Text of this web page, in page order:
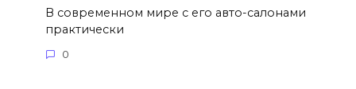
В современном мире с его авто-салонами
практически
0